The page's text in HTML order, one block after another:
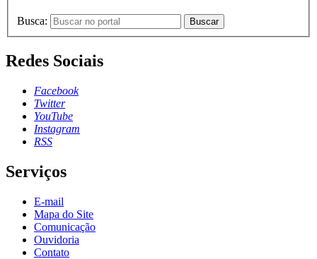
Busca: Buscar
Redes Sociais
Facebook
Twitter
YouTube
Instagram
RSS
Serviços
E-mail
Mapa do Site
Comunicação
Ouvidoria
Contato